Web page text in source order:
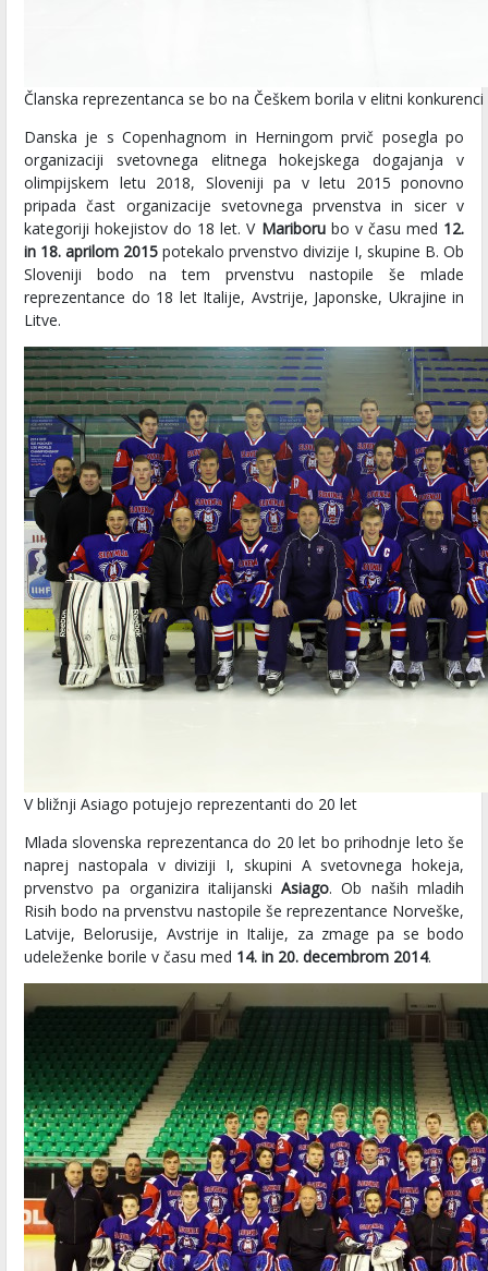
Članska reprezentanca se bo na Češkem borila v elitni konkurenci
Danska je s Copenhagnom in Herningom prvič posegla po
organizaciji svetovnega elitnega hokejskega dogajanja v
olimpijskem letu 2018, Sloveniji pa v letu 2015 ponovno
pripada čast organizacije svetovnega prvenstva in sicer v
kategoriji hokejistov do 18 let. V Mariborubo v času med 12.
in 18. aprilom 2015 potekalo prvenstvo divizije I, skupine B. Ob
Sloveniji bodo na tem prvenstvu nastopile še mlade
reprezentance do 18 let Italije, Avstrije, Japonske, Ukrajine in
Litve.
V bližnji Asiago potujejo reprezentanti do 20 let
Mlada slovenska reprezentanca do 20 let bo prihodnje leto še
naprej nastopala v diviziji I, skupini A svetovnega hokeja,
prvenstvo pa organizira italijanskiAsiago. Ob naših mladih
Risih bodo na prvenstvu nastopile še reprezentance Norveške,
Latvije, Belorusije, Avstrije in Italije, za zmage pa se bodo
udeleženke borile v času med 14. in 20. decembrom 2014.